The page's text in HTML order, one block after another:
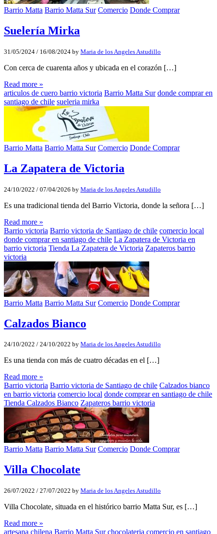
Barrio Matta Barrio Matta Sur Comercio Donde Comprar
Suelería Mirka
31/05/2024 / 16/08/2024 by Maria de los Angeles Astudillo
Con cerca de cuarenta años y ubicada en el corazón […]
Read more »
articulos de cuero barrio victoria Barrio Matta Sur donde comprar en
santiago de chile sueleria mirka
Barrio Matta Barrio Matta Sur Comercio Donde Comprar
La Zapatera de Victoria
24/10/2022 / 07/04/2026 by Maria de los Angeles Astudillo
Es una tradicional tienda del Barrio Victoria, donde la señora […]
Read more »
Barrio victoria Barrio victoria de Santiago de chile comercio local
donde comprar en santiago de chile La Zapatera de Victoria en
barrio victoria Tienda La Zapatera de Victoria Zapateros barrio
victoria
Barrio Matta Barrio Matta Sur Comercio Donde Comprar
Calzados Bianco
24/10/2022 / 24/10/2022 by Maria de los Angeles Astudillo
Es una tienda con más de cuatro décadas en el […]
Read more »
Barrio victoria Barrio victoria de Santiago de chile Calzados bianco
en barrio victoria comercio local donde comprar en santiago de chile
Tienda Calzados Bianco Zapateros barrio victoria
Barrio Matta Barrio Matta Sur Comercio Donde Comprar
Villa Chocolate
26/07/2022 / 27/07/2022 by Maria de los Angeles Astudillo
Villa Chocolate, situada en el histórico barrio Matta Sur, es […]
Read more »
artesana chilena Barrio Matta Sur chocolateria comercio en santiago